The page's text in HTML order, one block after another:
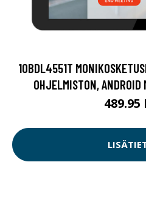
10BDL4551T
OHJELMISTON,
489.95